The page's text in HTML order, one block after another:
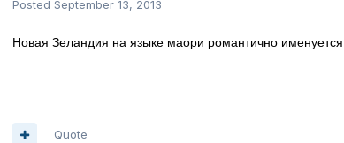
Posted September 13, 2013
Новая Зеландия на языке маори романтично
Quote